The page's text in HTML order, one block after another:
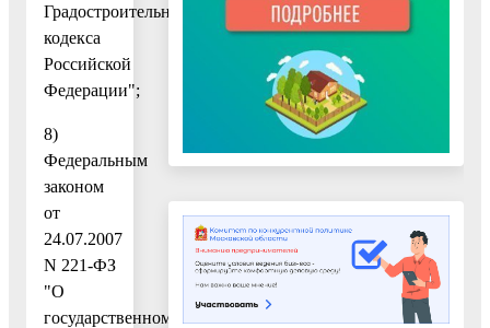
Градостроительного
кодекса
Российской
Федерации";
8)
Федеральным
законом
от
24.07.2007
N 221-ФЗ
"О
государственном